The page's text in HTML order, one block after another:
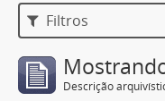
Filtros
Descrição